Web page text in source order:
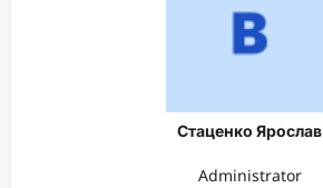
Стаценко Ярослав
Administrator